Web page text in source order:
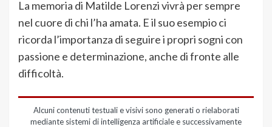
La memoria di Matilde Lorenzi vivrà per sempre
nel cuore di chi l’ha amata. E il suo esempio ci
ricorda l’importanza di seguire i propri sogni con
passione e determinazione, anche di fronte alle
difficoltà.
Alcuni contenuti testuali e visivi sono generati o rielaborati
mediante sistemi di intelligenza artificiale e successivamente